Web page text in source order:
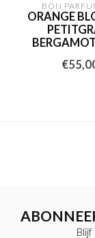
BON
ORANGE